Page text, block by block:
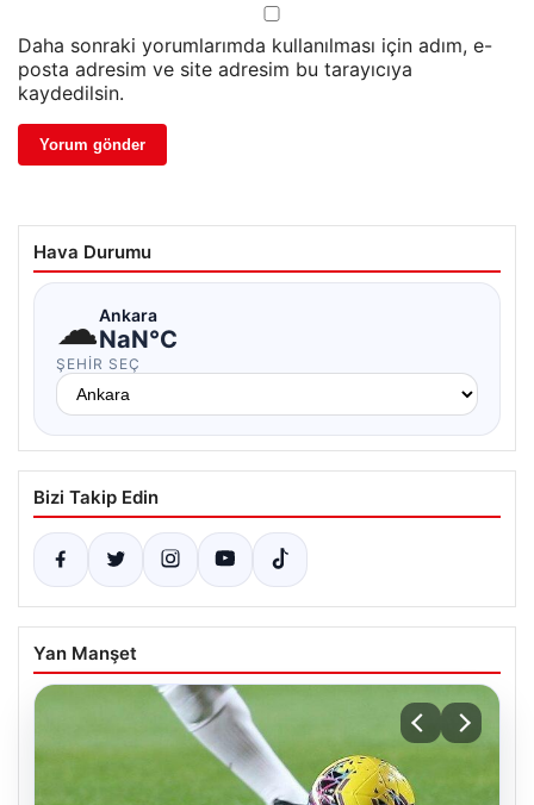
Daha sonraki yorumlarımda kullanılması için adım, e-
posta adresim ve site adresim bu tarayıcıya
kaydedilsin.
Hava Durumu
☁Ankara
NaN°C
ŞEHIR SEÇ
Bizi Takip Edin
Yan Manşet